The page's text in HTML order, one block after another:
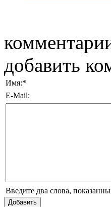
добавить
Имя:*
E-Mail:
Введите два слова,